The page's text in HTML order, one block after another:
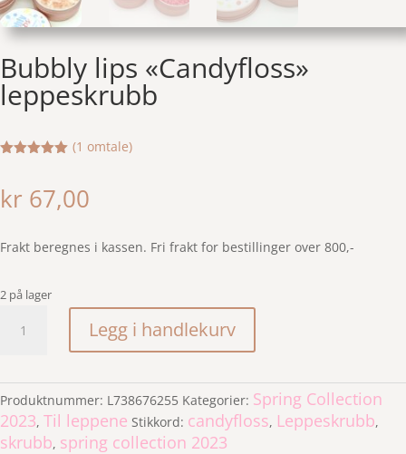
Bubbly lips «Candyfloss»
leppeskrubb
basert på
kundevurderi
(1 omtale)
kr 67,00
Frakt beregnes i kassen. Fri frakt for bestillinger over 800,-
2 på lager
"Candyfloss"
antall
Legg i handlekurv
Produktnummer: L738676255 Kategorier: Spring Collection
2023, Til leppene Stikkord: candyfloss, Leppeskrubb,
skrubb, spring collection 2023